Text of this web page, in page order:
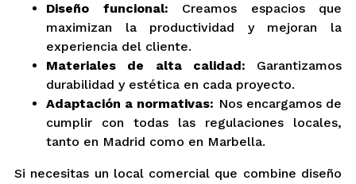
Diseño funcional: Creamos espacios que
maximizan la productividad y mejoran la
experiencia del cliente.
Materiales de alta calidad: Garantizamos
durabilidad y estética en cada proyecto.
Adaptación a normativas: Nos encargamos de
cumplir con todas las regulaciones locales,
tanto en Madrid como en Marbella.
Si necesitas un local comercial que combine diseño